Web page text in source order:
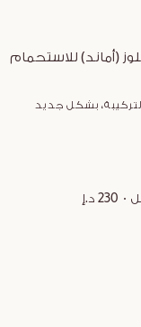
(أماند) للاستحمام
بشكل جديد
230 د.إ